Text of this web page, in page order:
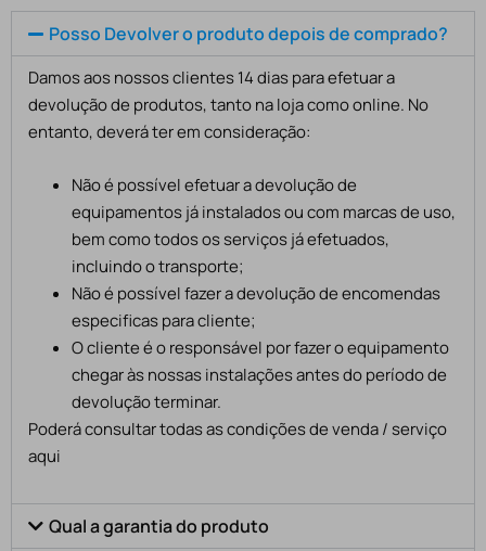
Posso Devolver o produto depois de comprado?
Damos aos nossos clientes 14 dias para efetuar a
devolução de produtos, tanto na loja como online. No
entanto, deverá ter em consideração:
Não é possível efetuar a devolução de
equipamentos já instalados ou com marcas de uso,
bem como todos os serviços já efetuados,
incluindo o transporte;
Não é possível fazer a devolução de encomendas
especificas para cliente;
O cliente é o responsável por fazer o equipamento
chegar às nossas instalações antes do período de
devolução terminar.
Poderá consultar todas as condições de venda / serviço
aqui
Qual a garantia do produto